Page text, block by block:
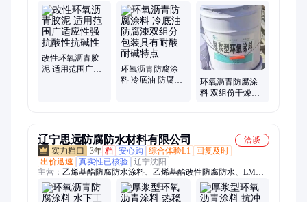
防腐漆、环氧树脂胶泥、无机铝盐防水砂浆、防油渗砂浆、金属
防静电不发火耐磨材料、氯丁胶乳、硫磺砂浆
改性环氧沥青胶
泥 适用范围广适
环氧沥青防腐涂
料 冷底油 防腐漆
环氧沥青防腐涂
料 双组份干燥迅
辽宁思远防腐防水材料有限公司
洽谈
3年 档 安心购 综合体验L1
回复及时
出价迅速
真实性已核验 辽宁沈阳
主营： 乙烯基酯防腐防水涂料、乙烯基酯改性防腐防水、LM复
合防腐防水涂料、环氧沥青防腐涂料、无溶剂弹性防腐涂料、复
合防腐防水涂料、聚氨酯防腐防水涂料、桥面防水剂、水泥基渗